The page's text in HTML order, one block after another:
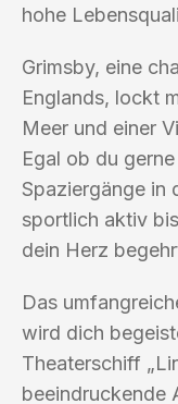
hohe
Grimsby, eine
Englands, lockt
Meer und einer
Egal ob du
Spaziergänge in
sportlich aktiv
dein Herz
Das
wird dich
Theaterschiff
beeindruckende